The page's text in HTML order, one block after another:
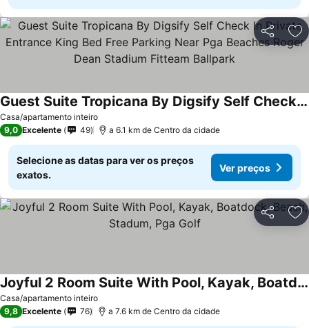
Partilhar
Casa/apartamento inteiro
Guest Suite Tropicana By Digsify Self Check In Private Entrance King Bed Free Parking Near Pga Beaches Roger Dean Stadium Fitteam Ballpark
9,0 Excelente 49 a 6.1 km de Centro da cidade
Selecione as datas para ver os preços
exatos.
Ver preços
Partilhar
Casa/apartamento inteiro
Joyful 2 Room Suite With Pool, Kayak, Boatdock, Beach, Stadum, Pga Golf
9,8 Excelente 76 a 7.6 km de Centro da cidade